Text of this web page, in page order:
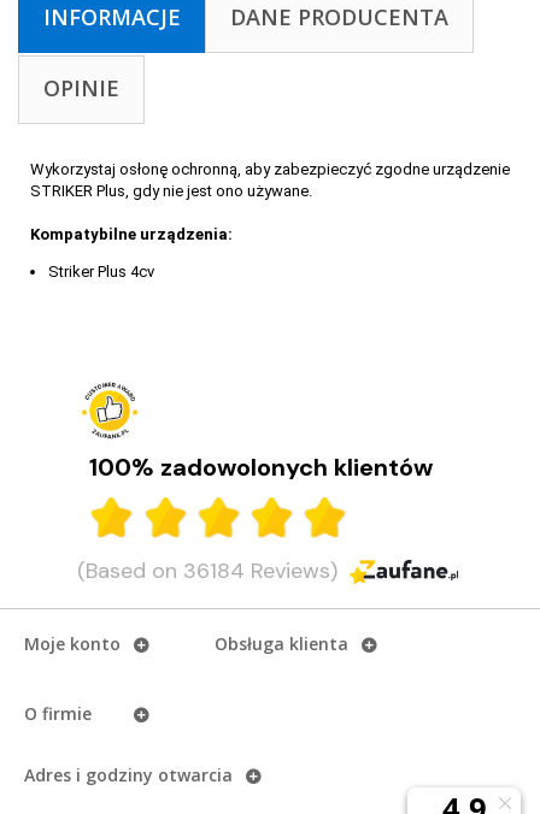
INFORMACJE DANE PRODUCENTA
OPINIE
Wykorzystaj osłonę ochronną, aby zabezpieczyć zgodne urządzenie
STRIKER Plus, gdy nie jest ono używane.
Kompatybilne urządzenia:
Striker Plus 4cv
100% zadowolonych klientów
(Based on 36184 Reviews)
Moje konto
O firmie
Obsługa klienta
Adres i godziny otwarcia